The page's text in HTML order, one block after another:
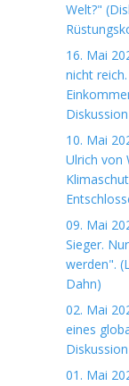
Welt?"
16. Mai
nicht
10. Mai
Ulrich von
09. Mai
Sieger.
werden".
Dahn)
02. Mai
eines
01. Mai